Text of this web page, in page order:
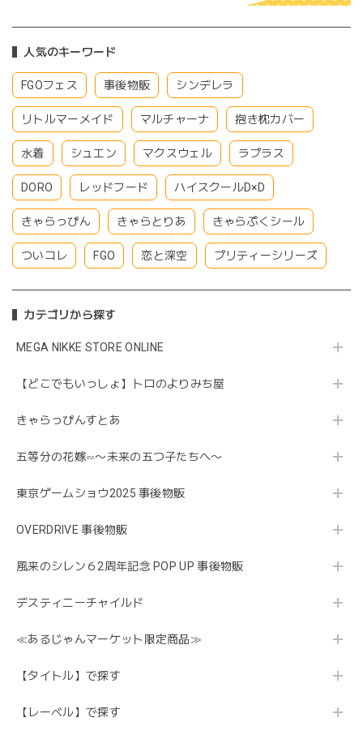
人気のキーワード
FGOフェス 事後物販 シンデレラ
リトルマーメイド マルチャーナ 抱き枕カバー
水着 シュエン マクスウェル ラプラス
DORO レッドフード ハイスクールD×D
きゃらっぴん きゃらとりあ きゃらぷくシール
ついコレ FGO 恋と深空 プリティーシリーズ
カテゴリから探す
MEGA NIKKE STORE ONLINE
【どこでもいっしょ】トロのよりみち屋
きゃらっぴんすとあ
五等分の花嫁∽〜未来の五つ子たちへ〜
東京ゲームショウ2025 事後物販
OVERDRIVE 事後物販
風来のシレン６2周年記念 POP UP 事後物販
デスティニーチャイルド
≪あるじゃんマーケット限定商品≫
【タイトル】で探す
【レーベル】で探す